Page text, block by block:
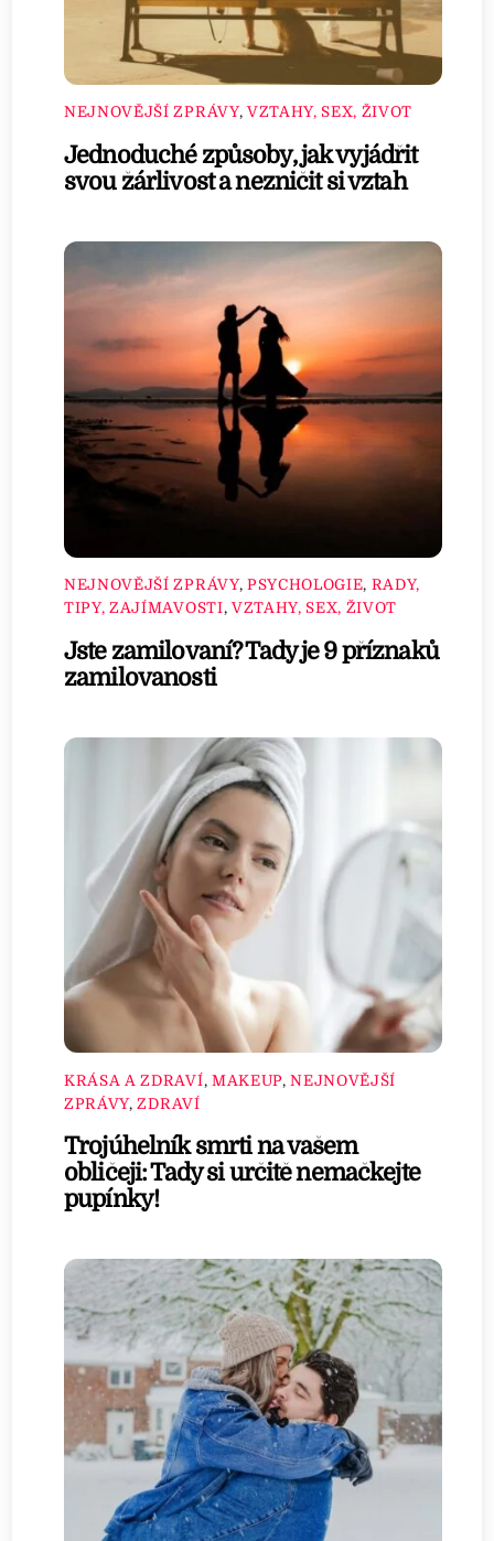
NEJNOVĚJŠÍ ZPRÁVY, VZTAHY, SEX, ŽIVOT
Jednoduché způsoby, jak vyjádřit
svou žárlivost a nezničit si vztah
NEJNOVĚJŠÍ ZPRÁVY, PSYCHOLOGIE, RADY,
TIPY, ZAJÍMAVOSTI, VZTAHY, SEX, ŽIVOT
Jste zamilovaní? Tady je 9 příznaků
zamilovanosti
KRÁSA A ZDRAVÍ, MAKEUP,NEJNOVĚJŠÍ
ZPRÁVY,ZDRAVÍ
Trojúhelník smrti na vašem
obličeji: Tady si určitě nemačkejte
pupínky!